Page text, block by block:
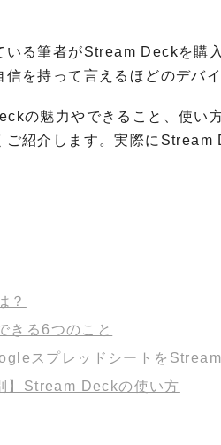
いる筆者がStream Deckを購
信を持って言えるほどのデバ
の魅力やできること、使い
ご紹介します。実際に
？
きる6つのこと
スプレッドシートを
】Stream Deckの使い方